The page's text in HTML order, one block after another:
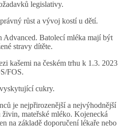
legislativy.
růst a vývoj kostí u dětí.
Batolecí mléka mají být
stravy dítěte.
kašemi na českém trhu k 1.3. 2023
FOS.
cukry.
je nejpřirozenější a nejvýhodnější
mateřské mléko. Kojenecká
na základě doporučení lékaře nebo